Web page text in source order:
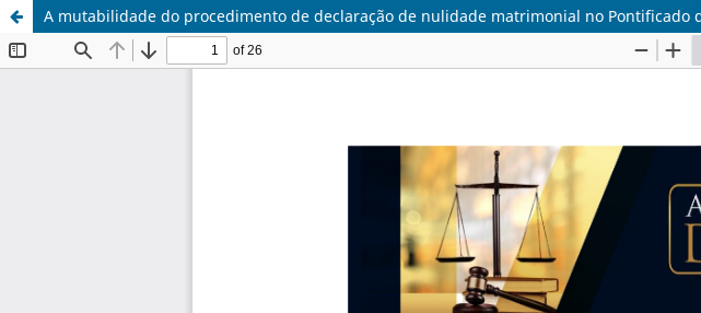
A mutabilidade do procedimento de declaração de nulidade matrimonial no Pontificado